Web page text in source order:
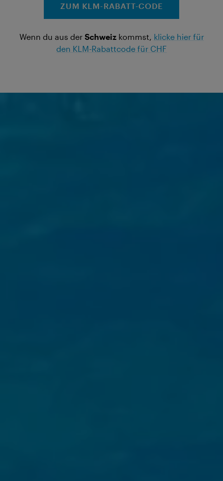
ZUM KLM-RABATT-CODE
Wenn du aus der Schweizkommst, klicke hier für
den KLM-Rabattcode für CHF